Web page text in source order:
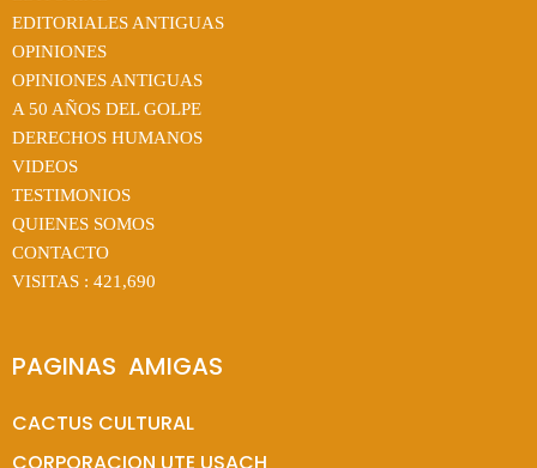
EDITORIALES ANTIGUAS
OPINIONES
OPINIONES ANTIGUAS
A 50 AÑOS DEL GOLPE
DERECHOS HUMANOS
VIDEOS
TESTIMONIOS
QUIENES SOMOS
CONTACTO
VISITAS : 421,690
PAGINAS  AMIGAS
CACTUS CULTURAL